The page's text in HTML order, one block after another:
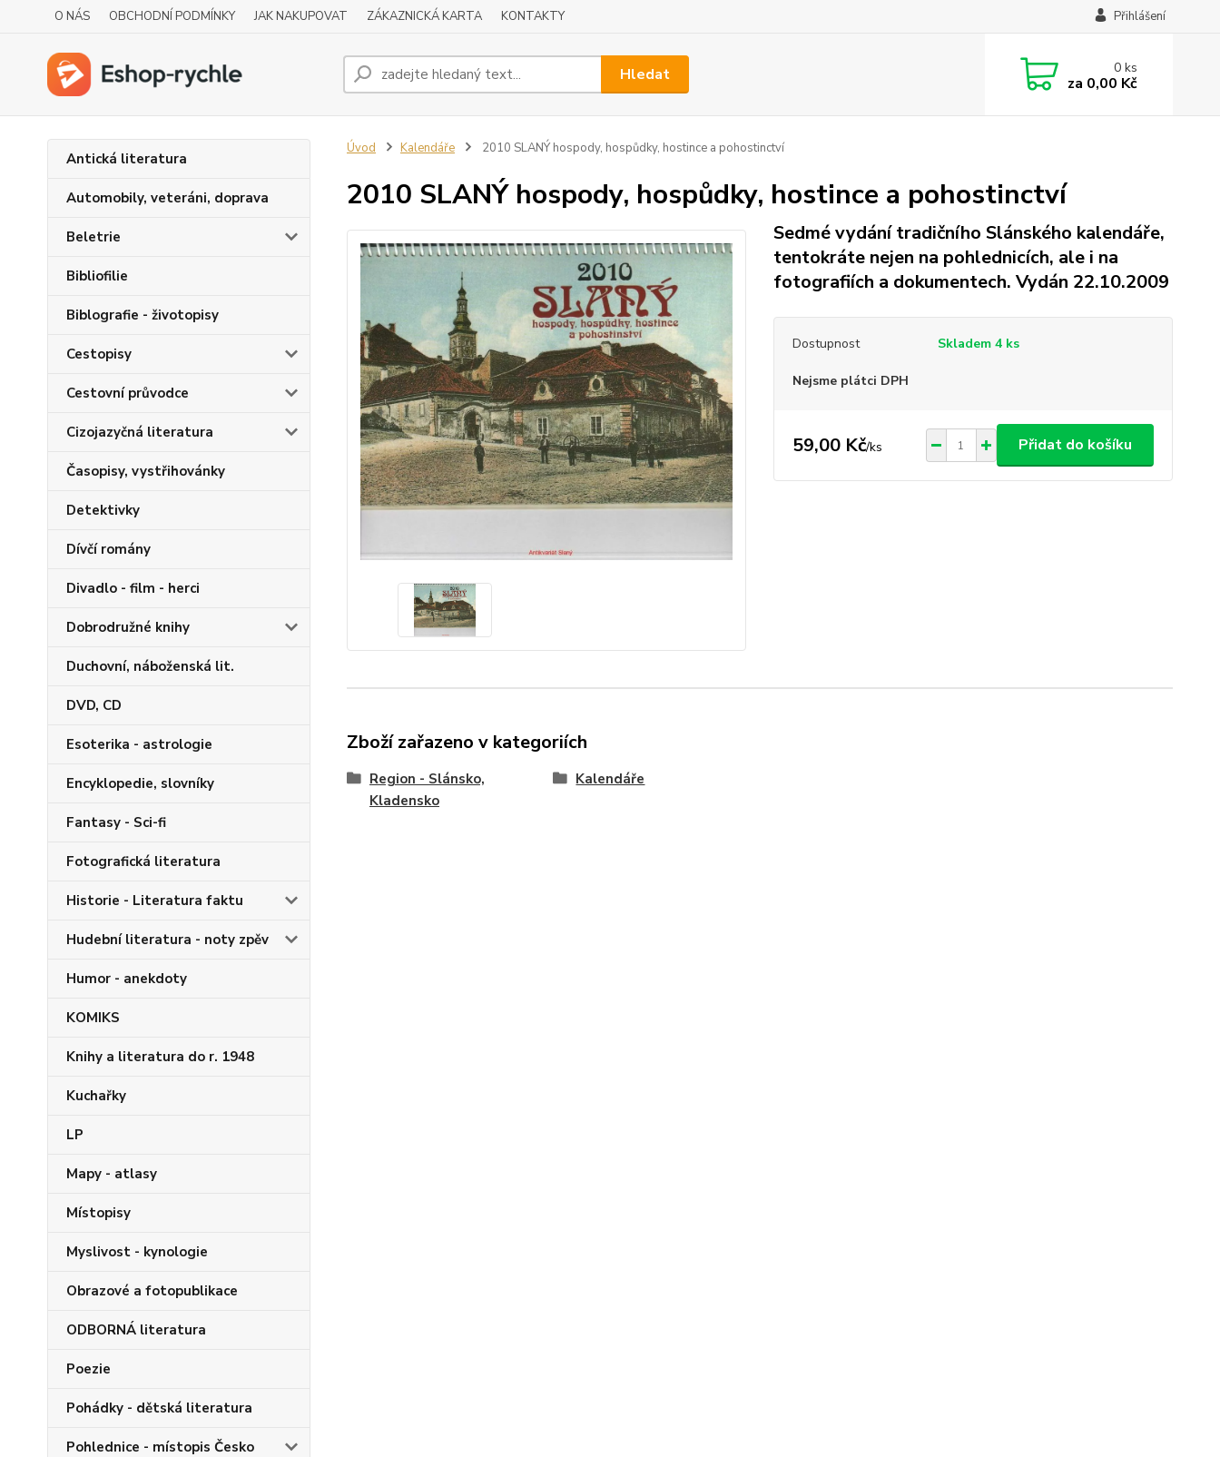
O NÁS OBCHODNÍ PODMÍNKY JAK NAKUPOVAT ZÁKAZNICKÁ KARTA KONTAKTY Přihlášení
Hledat 0ks
za 0,00 Kč
Antická literatura
Automobily, veteráni, doprava
Beletrie
Bibliofilie
Biblografie - životopisy
Cestopisy
Cestovní průvodce
Cizojazyčná literatura
Časopisy, vystřihovánky
Detektivky
Dívčí romány
Divadlo - film - herci
Dobrodružné knihy
Duchovní, náboženská lit.
DVD, CD
Esoterika - astrologie
Encyklopedie, slovníky
Fantasy - Sci-fi
Fotografická literatura
Historie - Literatura faktu
Hudební literatura - noty zpěv
Humor - anekdoty
KOMIKS
Knihy a literatura do r. 1948
Kuchařky
LP
Mapy - atlasy
Místopisy
Myslivost - kynologie
Obrazové a fotopublikace
ODBORNÁ literatura
Poezie
Pohádky - dětská literatura
Pohlednice - místopis Česko
Úvod Kalendáře 2010 SLANÝ hospody, hospůdky, hostince a pohostinctví
2010 SLANÝ hospody, hospůdky, hostince a pohostinctví
Sedmé vydání tradičního Slánského kalendáře,
tentokráte nejen na pohlednicích, ale i na
fotografiích a dokumentech. Vydán 22.10.2009
Dostupnost Skladem 4 ks
Nejsme plátci DPH
59,00 Kč/ks Přidat do košíku
Zboží zařazeno v kategoriích
Region - Slánsko,
Kladensko
Kalendáře